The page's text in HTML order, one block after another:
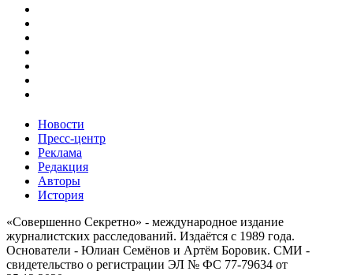
Новости
Пресс-центр
Реклама
Редакция
Авторы
История
«Совершенно Секретно» - международное издание
журналистских расследований. Издаётся с 1989 года.
Основатели - Юлиан Семёнов и Артём Боровик. CМИ -
свидетельство о регистрации ЭЛ № ФС 77-79634 от